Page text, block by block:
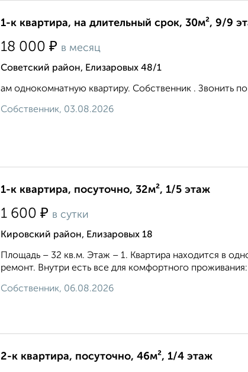
1-к квартира, на длительный срок, 30м², 9/9
18 000 ₽ в месяц
Советский район, Елизаровых 48/1
ам однокомнатную квартиру. Собственник . Звонить
Собственник, 03.08.2026
1-к квартира, посуточно, 32м², 1/5 этаж
1 600 ₽ в сутки
Кировский район, Елизаровых 18
Площадь – 32 кв.м. Этаж – 1. Квартира находится в
ремонт. Внутри есть все для комфортного проживания:
Собственник, 06.08.2026
2-к квартира, посуточно, 46м², 1/4 этаж